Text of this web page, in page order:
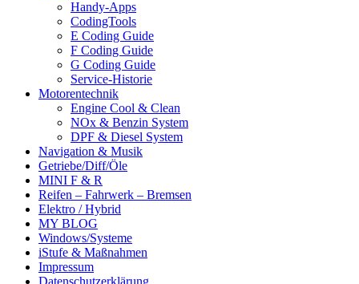
Handy-Apps
CodingTools
E Coding Guide
F Coding Guide
G Coding Guide
Service-Historie
Motorentechnik
Engine Cool & Clean
NOx & Benzin System
DPF & Diesel System
Navigation & Musik
Getriebe/Diff/Öle
MINI F & R
Reifen – Fahrwerk – Bremsen
Elektro / Hybrid
MY BLOG
Windows/Systeme
iStufe & Maßnahmen
Impressum
Datenschutzerklärung